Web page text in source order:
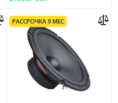
РАССРОЧКА 9 МЕС